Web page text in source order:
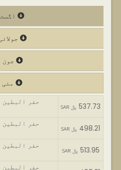
SAR ﷼ 537.73
SAR ﷼ 498.21
SAR ﷼ 513.95